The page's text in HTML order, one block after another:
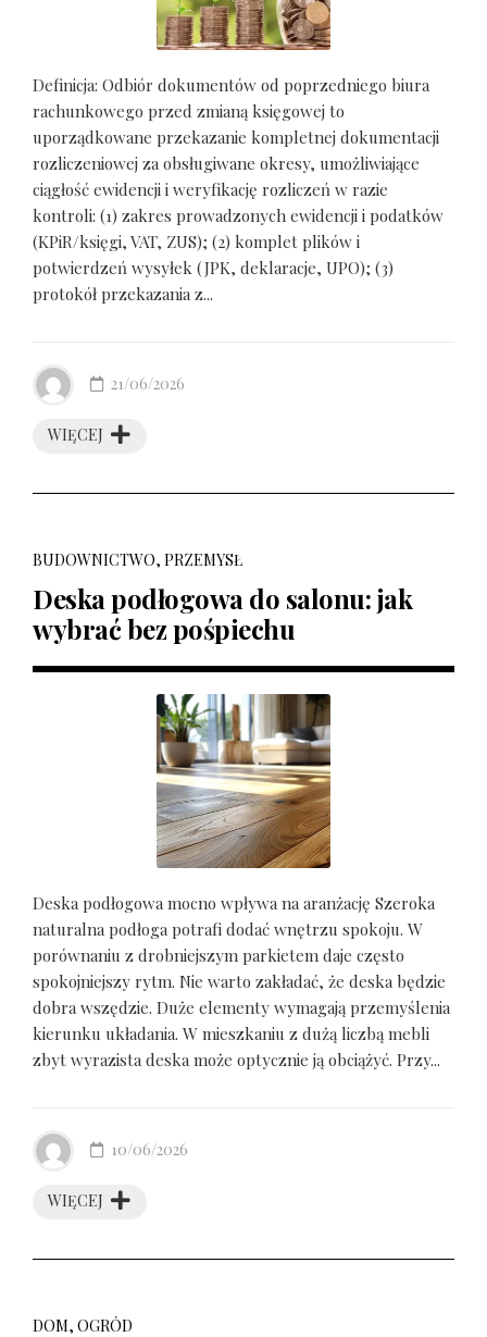
Definicja: Odbiór dokumentów od poprzedniego biura
rachunkowego przed zmianą księgowej to
uporządkowane przekazanie kompletnej dokumentacji
rozliczeniowej za obsługiwane okresy, umożliwiające
ciągłość ewidencji i weryfikację rozliczeń w razie
kontroli: (1) zakres prowadzonych ewidencji i podatków
(KPiR/księgi, VAT, ZUS); (2) komplet plików i
potwierdzeń wysyłek (JPK, deklaracje, UPO); (3)
protokół przekazania z...
WIĘCEJ
21/06/2026
BUDOWNICTWO, PRZEMYSŁ
Deska podłogowa do salonu: jak
wybrać bez pośpiechu
Deska podłogowa mocno wpływa na aranżację Szeroka
naturalna podłoga potrafi dodać wnętrzu spokoju. W
porównaniu z drobniejszym parkietem daje często
spokojniejszy rytm. Nie warto zakładać, że deska będzie
dobra wszędzie. Duże elementy wymagają przemyślenia
kierunku układania. W mieszkaniu z dużą liczbą mebli
zbyt wyrazista deska może optycznie ją obciążyć. Przy...
WIĘCEJ
10/06/2026
DOM, OGRÓD